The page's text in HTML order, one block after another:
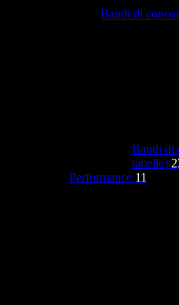
Bandi di
Bandi di
tabelle)
Performance 11